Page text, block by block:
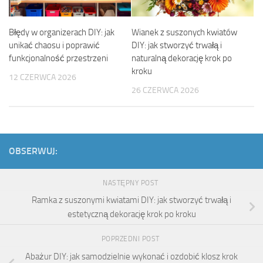
Błędy w organizerach DIY: jak
unikać chaosu i poprawić
funkcjonalność przestrzeni
12 CZERWCA 2026
Wianek z suszonych kwiatów
DIY: jak stworzyć trwałą i
naturalną dekorację krok po
kroku
26 CZERWCA 2026
OBSERWUJ:
NASTĘPNY POST
Ramka z suszonymi kwiatami DIY: jak stworzyć trwałą i
estetyczną dekorację krok po kroku
POPRZEDNI POST
Abażur DIY: jak samodzielnie wykonać i ozdobić klosz krok